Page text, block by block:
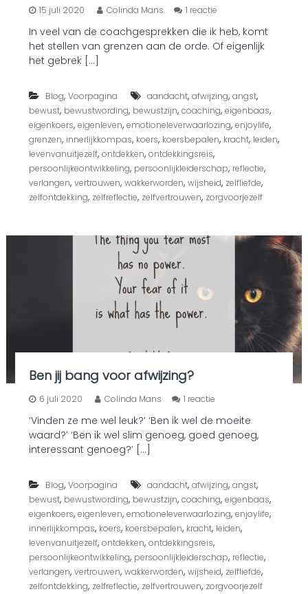
15 juli 2020 Colinda Mans 1 reactieo
G
r
e
n
s
e
l
e
n
n
a
n
?
In veel van de coachgesprekken die ik heb, komt
het stellen van grenzen aan de orde. Of eigenlijk
het gebrek […]
Blog, Voorpagina aandacht, afwijzing, angst,
bewust, bewustwording, bewustzijn, coaching, eigenbaas,
eigenkoers, eigenleven, emotioneleverwaarlozing, enjoylife,
grenzen, innerlijkkompas, koers, koersbepalen, kracht, leiden,
levenvanuitjezelf, ontdekken, ontdekkingsreis,
persoonlijkeontwikkeling, persoonlijkleiderschap, reflectie,
verlangen, vertrouwen, wakkerworden, wijsheid, zelfliefde,
zelfontdekking, zelfreflectie, zelfvertrouwen, zorgvoorjezelf
Ben jij bang voor afwijzing?
6 juli 2020 Colinda Mans 1 reactieo
B
e
j
b
a
g
v
o
o
r
‘Vinden ze me wel leuk?’ ‘Ben ik wel de moeite
waard?’ ‘Ben ik wel slim genoeg, goed genoeg,
interessant genoeg?’ […]
Blog, Voorpagina aandacht, afwijzing, angst,
bewust, bewustwording, bewustzijn, coaching, eigenbaas,
eigenkoers, eigenleven, emotioneleverwaarlozing, enjoylife,
innerlijkkompas, koers, koersbepalen, kracht, leiden,
levenvanuitjezelf, ontdekken, ontdekkingsreis,
persoonlijkeontwikkeling, persoonlijkleiderschap, reflectie,
verlangen, vertrouwen, wakkerworden, wijsheid, zelfliefde,
zelfontdekking, zelfreflectie, zelfvertrouwen, zorgvoorjezelf